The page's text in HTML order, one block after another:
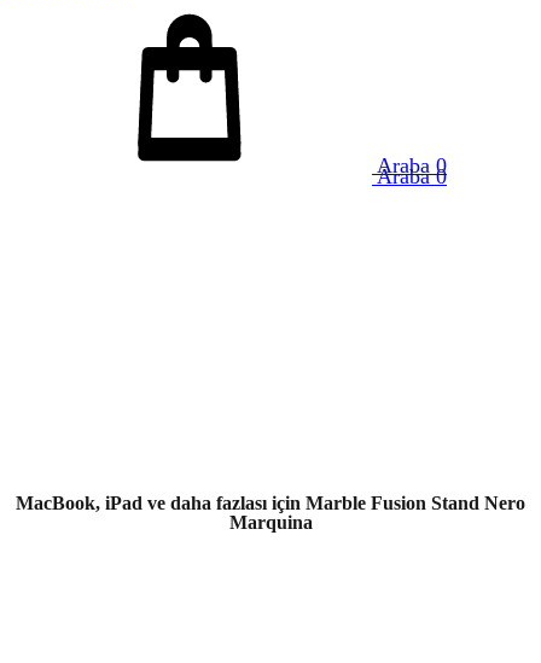
Araba 0
Araba 0
MacBook, iPad ve daha fazlası için Marble Fusion Stand Nero
Marquina